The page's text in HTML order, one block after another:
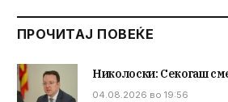
ПРОЧИТАЈ ПОВЕЌЕ
Николоски: Секогаш
04.08.2026 во 19:56